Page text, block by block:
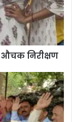
निरीक्षण